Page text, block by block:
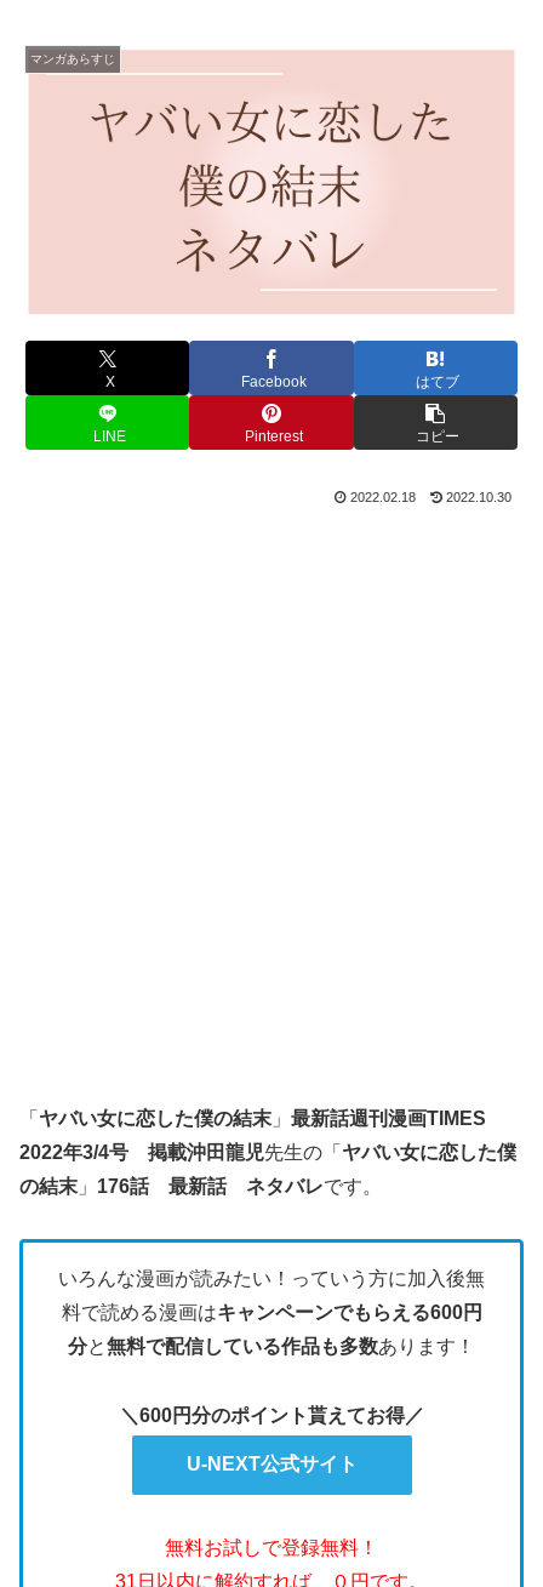
マンガあらすじ
X Facebook はてブ
LINE Pinterest コピー
2022.02.18 2022.10.30
「 ヤバい女に恋した僕の結末 」 最新話週刊漫画TIMES
2022年3/4号 掲載沖田龍児先生の「 ヤバい女に恋した僕
の結末 」 176話 最新話 ネタバレです。
いろんな漫画が読みたい！っていう方に加入後無
料で読める漫画はキャンペーンでもらえる600円
分と無料で配信している作品も多数あります！
＼600円分のポイント貰えてお得／
U-NEXT公式サイト
無料お試しで登録無料！
31日以内に解約すれば、０円です。